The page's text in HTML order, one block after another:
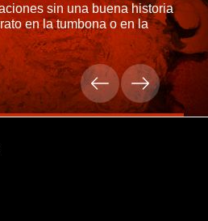
sin una buena historia
en la tumbona o en la